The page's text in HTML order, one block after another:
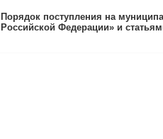
Порядок поступления на
Российской Федерации» и